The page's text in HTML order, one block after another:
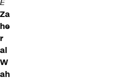
Za
he
r
al
W
ah